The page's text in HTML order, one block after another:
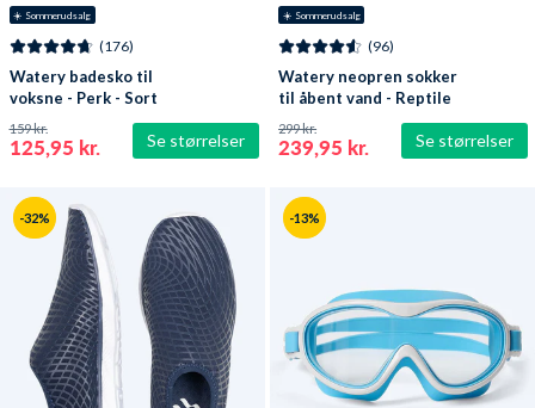
☀️ Sommerudsalg
Se størrelser
(176)
Watery badesko til
voksne - Perk - Sort
125,95 kr.
159 kr.
☀️ Sommerudsalg
Se størrelser
(96)
Watery neopren sokker
til åbent vand - Reptile
(3 mm) - Sort
239,95 kr.
299 kr.
-32% -13%